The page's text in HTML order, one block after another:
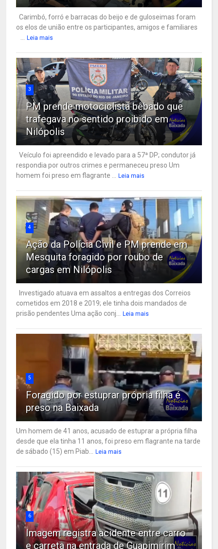
Carimbó, forró e barracas do beijo e de guloseimas foram
os elos de união entre os participantes, amigos e familiares
Leia mais
3
PM prende motociclista bêbado que
trafegava no sentido proibido em
Nilópolis
Veículo foi apreendido e levado para a 57ª DP; condutor já
respondia por outros crimes e permaneceu preso Um
homem foi preso em flagrante ...
Leia mais
4
Ação da Polícia Civil e PM prende em
Mesquita foragido por roubo de
cargas em Nilópolis
Investigado atuava em assaltos a entregas dos Correios
cometidos em 2018 e 2019; ele tinha dois mandados de
prisão pendentes Uma ação conj...
Leia mais
5
Foragido por estuprar própria filha é
preso na Baixada
Um homem de 41 anos, acusado de estuprar a própria filha
desde que ela tinha 11 anos, foi preso em flagrante na tarde
de sábado (15) em Piab...
Leia mais
6
Imagem registra acidente entre carro
e carreta na entrada de Guapimirim